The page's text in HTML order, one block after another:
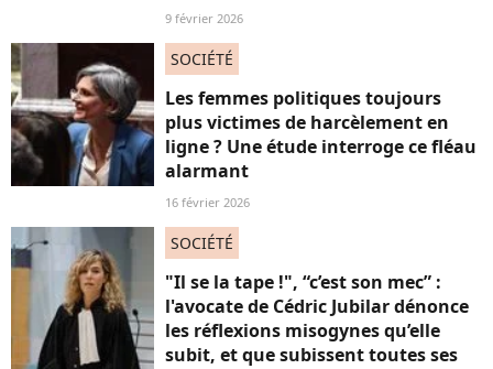
9 février 2026
SOCIÉTÉ
Les femmes politiques toujours
plus victimes de harcèlement en
ligne ? Une étude interroge ce fléau
alarmant
16 février 2026
SOCIÉTÉ
"Il se la tape !", “c’est son mec” :
l'avocate de Cédric Jubilar dénonce
les réflexions misogynes qu’elle
subit, et que subissent toutes ses